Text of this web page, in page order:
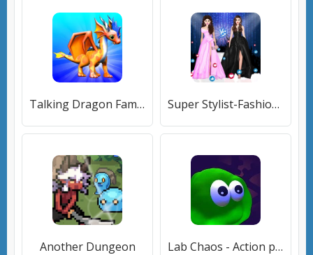
Talking Dragon Family Super Stylist-Fashion Games
Another Dungeon Lab Chaos - Action packed platforming speedrun